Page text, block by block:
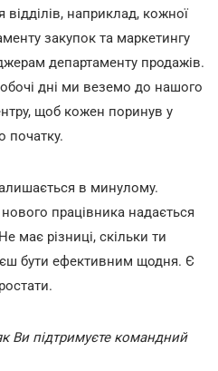
наприклад, кожної
закупок та маркетингу
департаменту продажів.
дні ми веземо до нашого
щоб кожен поринув у
початку.
в минулому.
працівника надається
має різниці, скільки ти
бути ефективним щодня. Є
Ви підтримуєте командний